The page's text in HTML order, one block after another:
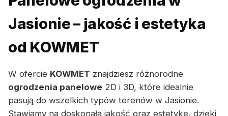
Jasionie – jakość i estetyka
od KOWMET
W ofercie KOWMET znajdziesz różnorodne
ogrodzenia panelowe 2D i 3D, które idealnie
pasują do wszelkich typów terenów w Jasionie.
Stawiamy na doskonałą jakość oraz estetykę, dzięki